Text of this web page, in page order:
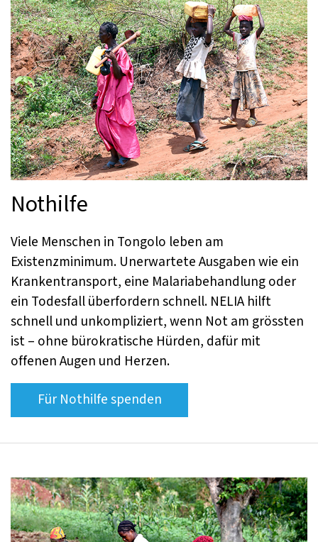
Nothilfe
Viele Menschen in Tongolo leben am
Existenzminimum. Unerwartete Ausgaben wie ein
Krankentransport, eine Malariabehandlung oder
ein Todesfall überfordern schnell. NELIA hilft
schnell und unkompliziert, wenn Not am grössten
ist – ohne bürokratische Hürden, dafür mit
offenen Augen und Herzen.
Für Nothilfe spenden